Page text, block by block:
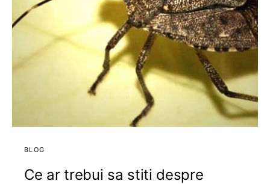
BLOG
Ce ar trebui sa stiti despre